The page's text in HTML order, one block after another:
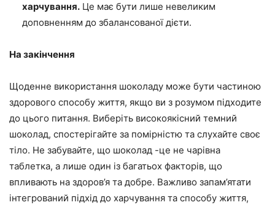
харчування. Це має бути лише невеликим
доповненням до збалансованої дієти.
На закінчення
Щоденне використання шоколаду може бути частиною
здорового способу життя, якщо ви з розумом підходите
до цього питання. Виберіть високоякісний темний
шоколад, спостерігайте за помірністю та слухайте своє
тіло. Не забувайте, що шоколад -це не чарівна
таблетка, а лише один із багатьох факторів, що
впливають на здоров’я та добре. Важливо запам’ятати
інтегрований підхід до харчування та способу життя,